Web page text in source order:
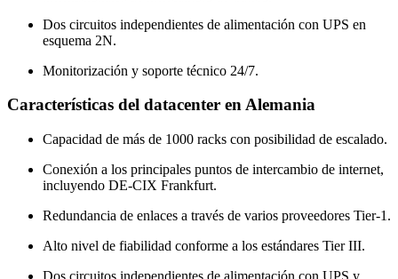
Dos circuitos independientes de alimentación con UPS en
esquema 2N.
Monitorización y soporte técnico 24/7.
Características del datacenter en Alemania
Capacidad de más de 1000 racks con posibilidad de escalado.
Conexión a los principales puntos de intercambio de internet,
incluyendo DE-CIX Frankfurt.
Redundancia de enlaces a través de varios proveedores Tier-1.
Alto nivel de fiabilidad conforme a los estándares Tier III.
Dos circuitos independientes de alimentación con UPS y